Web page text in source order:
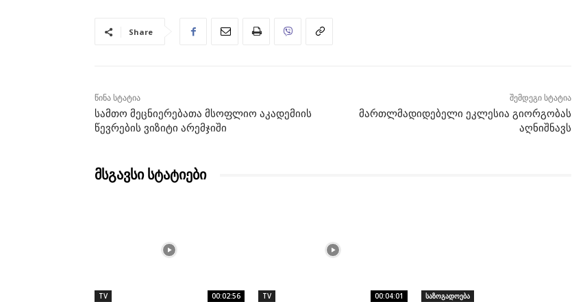
Share
წინა სტატია
სამთო მეცნიერებათა მსოფლიო აკადემიის
წევრების ვიზიტი არემჯიში
შემდეგი სტატია
მართლმადიდებელი ეკლესია გიორგობას
აღნიშნავს
მსგავსი სტატიები
TV 00:02:56 TV 00:04:01 საზოგადოება